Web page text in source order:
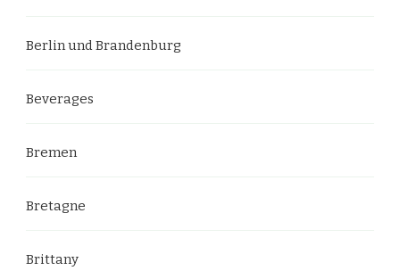
Berlin und Brandenburg
Beverages
Bremen
Bretagne
Brittany